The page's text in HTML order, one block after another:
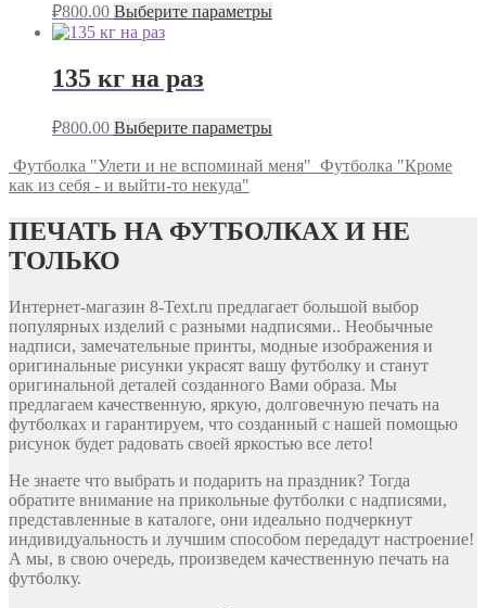
₽800.00 Выберите параметры
135 кг на раз
₽800.00 Выберите параметры
Футболка "Улети и не вспоминай меня" Футболка "Кроме
как из себя - и выйти-то некуда"
ПЕЧАТЬ НА ФУТБОЛКАХ И НЕ
ТОЛЬКО
Интернет-магазин 8-Text.ru предлагает большой выбор
популярных изделий с разными надписями.. Необычные
надписи, замечательные принты, модные изображения и
оригинальные рисунки украсят вашу футболку и станут
оригинальной деталей созданного Вами образа. Мы
предлагаем качественную, яркую, долговечную печать на
футболках и гарантируем, что созданный с нашей помощью
рисунок будет радовать своей яркостью все лето!
Не знаете что выбрать и подарить на праздник? Тогда
обратите внимание на прикольные футболки с надписями,
представленные в каталоге, они идеально подчеркнут
индивидуальность и лучшим способом передадут настроение!
А мы, в свою очередь, произведем качественную печать на
футболку.